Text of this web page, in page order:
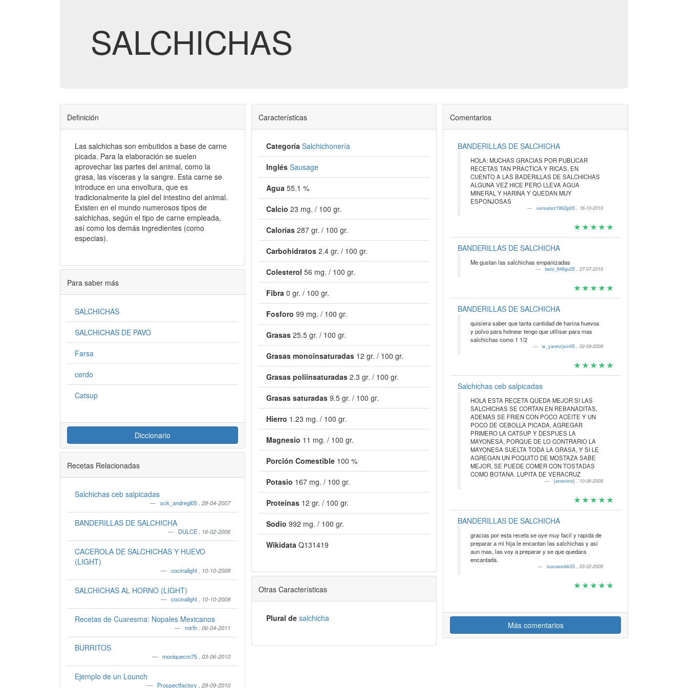
SALCHICHAS
Definición
Las salchichas son embutidos a base de carne
picada. Para la elaboración se suelen
aprovechar las partes del animal, como la
grasa, las vísceras y la sangre. Esta carne se
introduce en una envoltura, que es
tradicionalmente la piel del intestino del animal.
Existen en el mundo numerosos tipos de
salchichas, según el tipo de carne empleada,
así como los demás ingredientes (como
especias).
Para saber más
SALCHICHAS
SALCHICHAS DE PAVO
Farsa
cerdo
Catsup
Diccionario
Recetas Relacionadas
Salchichas ceb salpicadas
sck_andregl05 ,28-04-2007
BANDERILLAS DE SALCHICHA
DULCE 16-02-2006
CACEROLA DE SALCHICHAS Y HUEVO
(LIGHT)
cocinalight 10-10-2008
SALCHICHAS AL HORNO (LIGHT)
cocinalight 10-10-2008
Recetas de Cuaresma: Nopales Mexicanos
mirth ,06-04-2011
BURRITOS
moniquecm75 ,03-06-2010
Ejemplo de un Lounch
Prospectfactory ,29-09-2010
Características
Categoría Salchichonería
Inglés Sausage
Agua 55.1 %
Calcio 23 mg. / 100 gr.
Calorías 287 gr. / 100 gr.
Carbohidratos 2.4 gr. / 100 gr.
Colesterol 56 mg. / 100 gr.
Fibra 0 gr. / 100 gr.
Fosforo 99 mg. / 100 gr.
Grasas 25.5 gr. / 100 gr.
Grasas monoinsaturadas 12 gr. / 100 gr.
Grasas poliinsaturadas 2.3 gr. / 100 gr.
Grasas saturadas 9.5 gr. / 100 gr.
Hierro 1.23 mg. / 100 gr.
Magnesio 11 mg. / 100 gr.
Porción Comestible 100 %
Potasio 167 mg. / 100 gr.
Proteínas 12 gr. / 100 gr.
Sodio 992 mg. / 100 gr.
Wikidata Q131419
Otras Características
Plural de salchicha
Comentarios
BANDERILLAS DE SALCHICHA
HOLA: MUCHAS GRACIAS POR PUBLICAR
RECETAS TAN PRACTICA Y RICAS, EN
CUENTO A LAS BADERILLAS DE SALCHICHAS
ALGUNA VEZ HICE PERO LLEVA AGUA
MINERAL Y HARINA Y QUEDAN MUY
ESPONJOSAS
sensatez1962jp05, 16-10-2010
BANDERILLAS DE SALCHICHA
Me gustan las salchichas empanizadas
beto_648gu05,27-07-2010
BANDERILLAS DE SALCHICHA
quisiera saber que tanta cantidad de harina huevos
y polvo para hotnear tengo que utilisar para mas
salchichas como 1 1/2
w_yaretzijsin05,02-09-2009
Salchichas ceb salpicadas
HOLA ESTA RECETA QUEDA MEJOR SI LAS
SALCHICHAS SE CORTAN EN REBANADITAS,
ADEMAS SE FRIEN CON POCO ACEITE Y UN
POCO DE CEBOLLA PICADA, AGREGAR
PRIMERO LA CATSUP Y DESPUES LA
MAYONESA, PORQUE DE LO CONTRARIO LA
MAYONESA SUELTA TODA LA GRASA, Y SI LE
AGREGAN UN POQUITO DE MOSTAZA SABE
MEJOR, SE PUEDE COMER CON TOSTADAS
COMO BOTANA. LUPITA DE VERACRUZ
[anonimo], 10-06-2009
BANDERILLAS DE SALCHICHA
gracias por esta receta se oye muy facil y rapida de
preparar a mi hija le encantan las salchichas y asi
aun mas, las voy a preparar y se que quedara
encantada.
isanaserbk05,03-02-2009
Más comentarios